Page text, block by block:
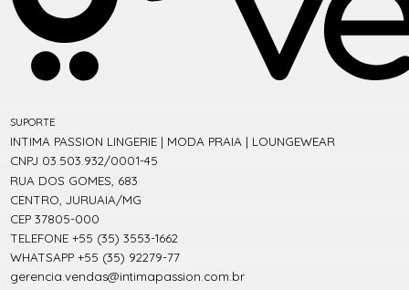
SUPORTE
INTIMA PASSION LINGERIE | MODA PRAIA | LOUNGEWEAR
CNPJ 03.503.932/0001-45
RUA DOS GOMES, 683
CENTRO, JURUAIA/MG
CEP 37805-000
TELEFONE +55 (35) 3553-1662
WHATSAPP +55 (35) 92279-77
gerencia.vendas@intimapassion.com.br